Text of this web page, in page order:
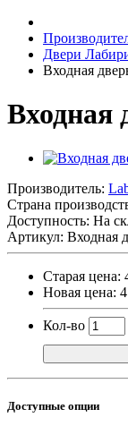
Двери
Входная
Входная
Производитель:
Страна
Доступность: На
Артикул: Входная
Старая цена:
Новая цена:
Кол-во
Доступные опции